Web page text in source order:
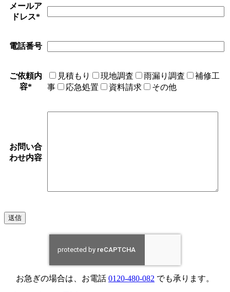
メールア
ドレス*
電話番号
ご依頼内
容*
見積もり 現地調査 雨漏り調査
補修工
事
応急処置 資料請求 その他
お問い合
わせ内容
お急ぎの場合は、お電話 0120-480-082 でも承ります。